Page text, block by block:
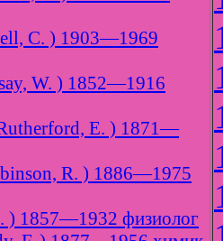
C. ) 1903—1969
W. ) 1852—1916
E. ) 1871—
R. ) 1886—1975
) 1857—1932 физиолог